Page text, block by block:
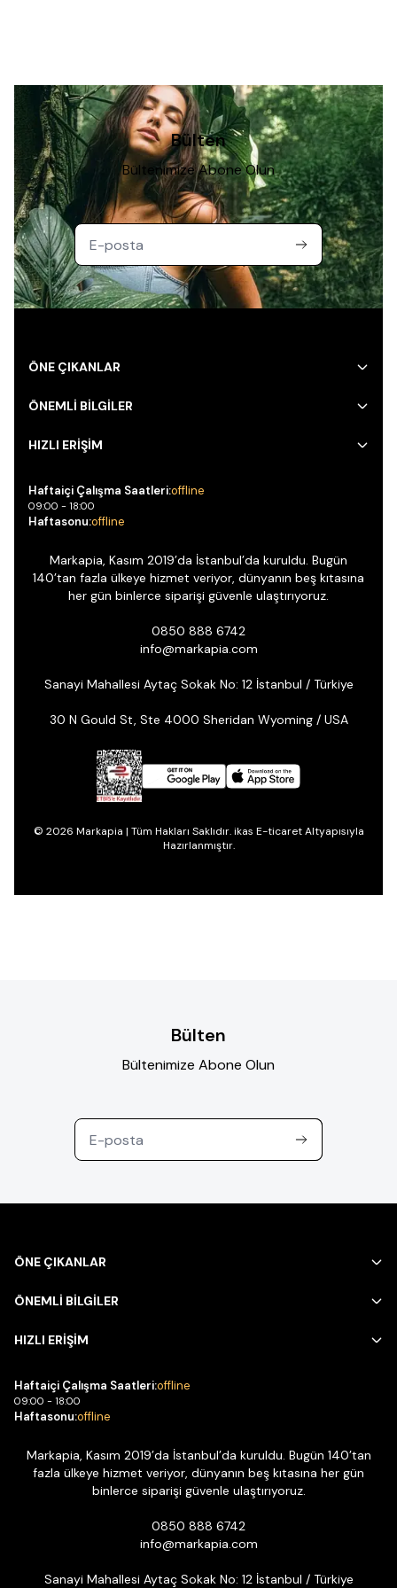
Bülten
Bültenimize Abone Olun
ÖNE ÇIKANLAR
ÖNEMLİ BİLGİLER
HIZLI ERİŞİM
Haftaiçi Çalışma Saatleri:offline
09:00 - 18:00
Haftasonu:offline
Markapia, Kasım 2019’da İstanbul’da kuruldu. Bugün
140’tan fazla ülkeye hizmet veriyor, dünyanın beş kıtasına
her gün binlerce siparişi güvenle ulaştırıyoruz.
0850 888 6742
info@markapia.com
Sanayi Mahallesi Aytaç Sokak No: 12 İstanbul / Türkiye
30 N Gould St, Ste 4000 Sheridan Wyoming / USA
© 2026 Markapia | Tüm Hakları Saklıdır. ikas E-ticaret Altyapısıyla
Hazırlanmıştır.
Bülten
Bültenimize Abone Olun
ÖNE ÇIKANLAR
ÖNEMLİ BİLGİLER
HIZLI ERİŞİM
Haftaiçi Çalışma Saatleri:offline
09:00 - 18:00
Haftasonu:offline
Markapia, Kasım 2019’da İstanbul’da kuruldu. Bugün 140’tan
fazla ülkeye hizmet veriyor, dünyanın beş kıtasına her gün
binlerce siparişi güvenle ulaştırıyoruz.
0850 888 6742
info@markapia.com
Sanayi Mahallesi Aytaç Sokak No: 12 İstanbul / Türkiye